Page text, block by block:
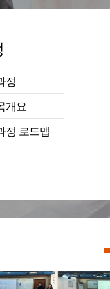
정
개요
정 로드맵